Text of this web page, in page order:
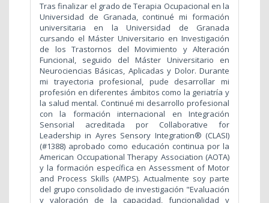
Tras finalizar el grado de Terapia Ocupacional en la
Universidad de Granada, continué mi formación
universitaria en la Universidad de Granada
cursando el Máster Universitario en Investigación
de los Trastornos del Movimiento y Alteración
Funcional, seguido del Máster Universitario en
Neurociencias Básicas, Aplicadas y Dolor. Durante
mi trayectoria profesional, pude desarrollar mi
profesión en diferentes ámbitos como la geriatría y
la salud mental. Continué mi desarrollo profesional
con la formación internacional en Integración
Sensorial acreditada por Collaborative for
Leadership in Ayres Sensory Integration® (CLASI)
(#1388) aprobado como educación continua por la
American Occupational Therapy Association (AOTA)
y la formación específica en Assessment of Motor
and Process Skills (AMPS). Actualmente soy parte
del grupo consolidado de investigación "Evaluación
y valoración de la capacidad, funcionalidad y